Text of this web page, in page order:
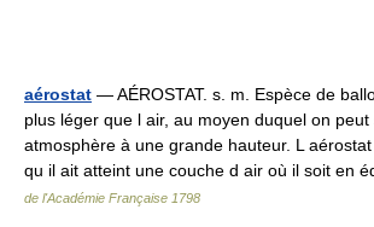
aérostat — AÉROSTAT. s. m. Espèce de
plus léger que l air, au moyen duquel on
atmosphère à une grande hauteur. L
qu il ait atteint une couche d air où il soit en
de l'Académie Française 1798